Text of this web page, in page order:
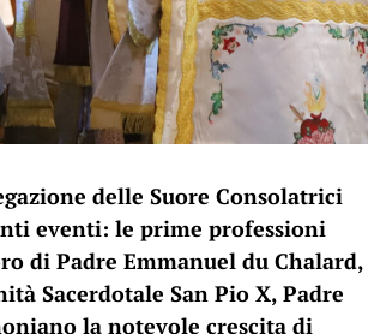
delle Suore Consolatrici
eventi: le prime professioni
di Padre Emmanuel du Chalard,
Sacerdotale San Pio X, Padre
la notevole crescita di